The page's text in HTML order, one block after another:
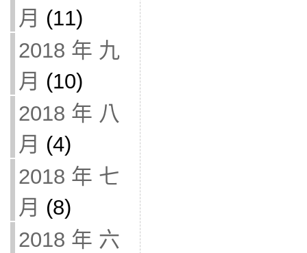
月 (11)
2018 年 九
月 (10)
2018 年 八
月 (4)
2018 年 七
月 (8)
2018 年 六